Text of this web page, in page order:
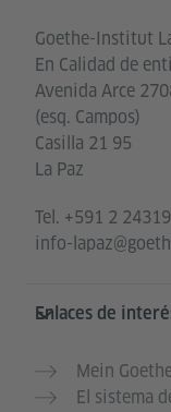
Goethe-Institut
En Calidad de
Avenida Arce
(esq. Campos)
Casilla 21 95
La Paz
Tel. +591 2
info-
Enlaces de
Mein
El sistema